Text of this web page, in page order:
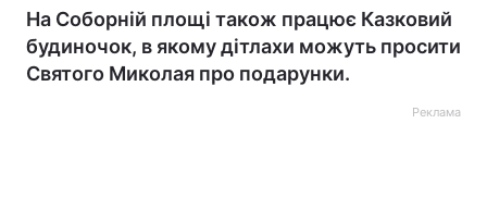
На Соборній площі також працює Казковий
будиночок, в якому дітлахи можуть просити
Святого Миколая про подарунки.
Реклама